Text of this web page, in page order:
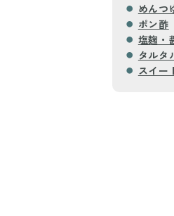
めんつ
ポン酢
塩麹・
タルタ
スイー